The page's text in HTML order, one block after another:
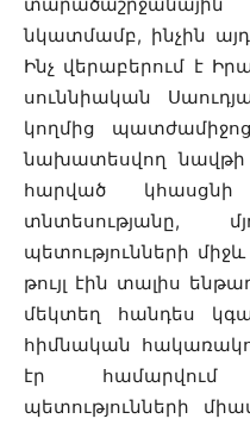
նկատմամբ, ինչին
Ինչ վերաբերում է
սուննիական
կողմից
նախատեսվող նավթի
հարված կհասցնի
տնտեսությանը,
պետությունների
թույլ էին տալիս
մեկտեղ հանդես
հիմնական
էր համարվում
պետությունների